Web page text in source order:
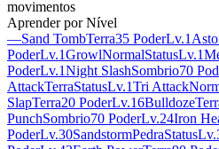
movimentos
Aprender por Nível
—Sand TombTerra35 PoderLv.1
PoderLv.1GrowlNormalStatusLv.1
PoderLv.1Night SlashSombrio70
AttackTerraStatusLv.1Tri Attack
SlapTerra20 PoderLv.16Bulldoze
PunchSombrio70 PoderLv.24Iron
PoderLv.30SandstormPedraStatus